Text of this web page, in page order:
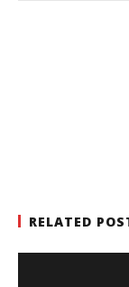
RELATED